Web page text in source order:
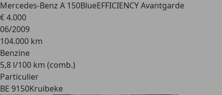
Mercedes-Benz A 150BlueEFFICIENCY Avantgarde
€ 4.000
06/2009
104.000 km
Benzine
5,8 l/100 km (comb.)
Particulier
BE 9150Kruibeke